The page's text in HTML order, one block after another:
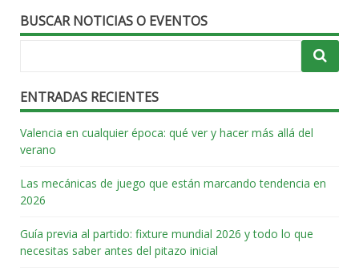
BUSCAR NOTICIAS O EVENTOS
ENTRADAS RECIENTES
Valencia en cualquier época: qué ver y hacer más allá del
verano
Las mecánicas de juego que están marcando tendencia en
2026
Guía previa al partido: fixture mundial 2026 y todo lo que
necesitas saber antes del pitazo inicial